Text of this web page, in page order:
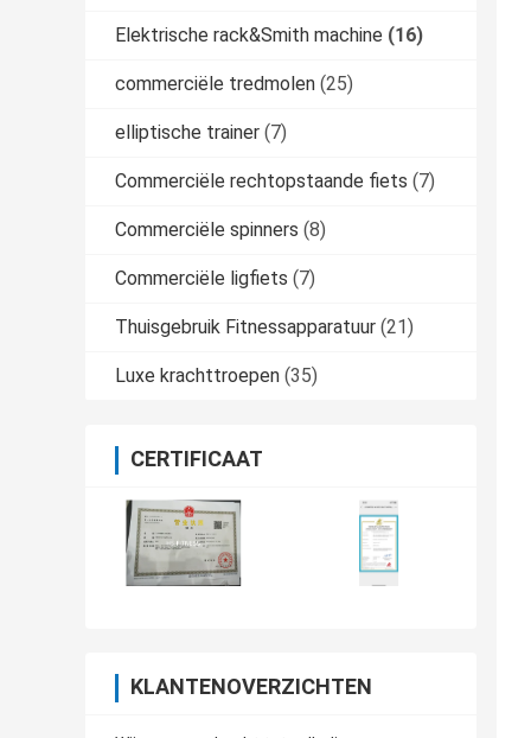
Elektrische rack&Smith machine (16)
commerciële tredmolen (25)
elliptische trainer (7)
Commerciële rechtopstaande fiets (7)
Commerciële spinners (8)
Commerciële ligfiets (7)
Thuisgebruik Fitnessapparatuur (21)
Luxe krachttroepen (35)
CERTIFICAAT
KLANTENOVERZICHTEN